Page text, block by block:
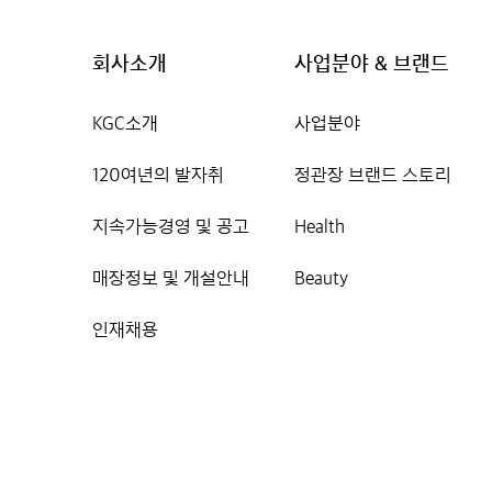
회사소개
KGC소개
120여년의 발자취
지속가능경영 및 공고
매장정보 및 개설안내
인재채용
사업분야 & 브랜드
사업분야
정관장 브랜드 스토리
Health
Beauty